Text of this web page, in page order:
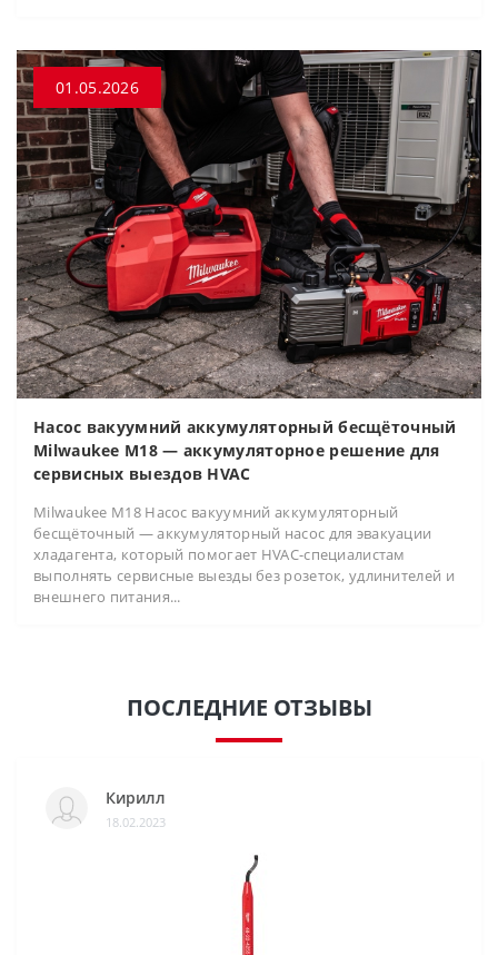
01.05.2026
Насос вакуумний аккумуляторный бесщёточный
Milwaukee M18 — аккумуляторное решение для
сервисных выездов HVAC
Milwaukee M18 Насос вакуумний аккумуляторный
бесщёточный — аккумуляторный насос для эвакуации
хладагента, который помогает HVAC-специалистам
выполнять сервисные выезды без розеток, удлинителей и
внешнего питания...
ПОСЛЕДНИЕ ОТЗЫВЫ
Кирилл
18.02.2023